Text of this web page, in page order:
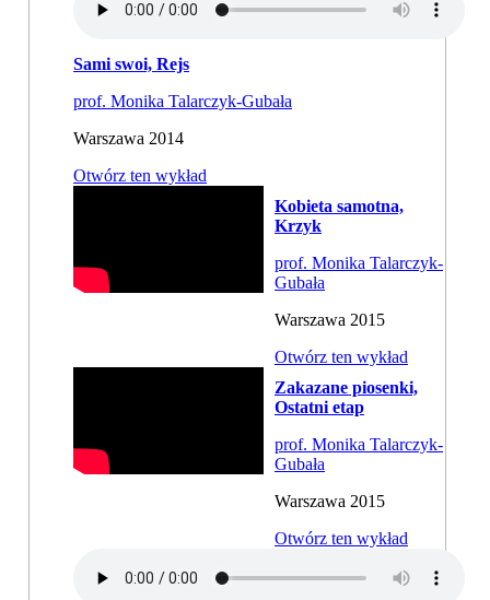
Sami swoi, Rejs
prof. Monika Talarczyk-Gubała
Warszawa 2014
Otwórz ten wykład
Kobieta samotna,
Krzyk
prof. Monika Talarczyk-
Gubała
Warszawa 2015
Otwórz ten wykład
Zakazane piosenki,
Ostatni etap
prof. Monika Talarczyk-
Gubała
Warszawa 2015
Otwórz ten wykład